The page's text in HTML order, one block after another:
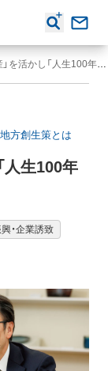
瀬戸内海という「財産」を活かし「人生100年時代」を楽しめる県に
方創生策とは
人生100年
・企業誘致